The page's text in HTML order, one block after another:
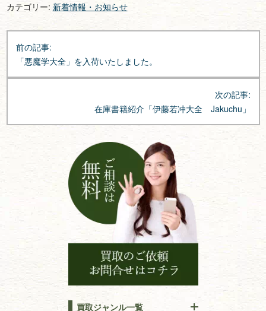
カテゴリー: 新着情報・お知らせ
投
稿前の記事:
「悪魔学大全」を入荷いたしました。
次の記事:
在庫書籍紹介「伊藤若冲大全 Jakuchu」
買取ジャンル一覧